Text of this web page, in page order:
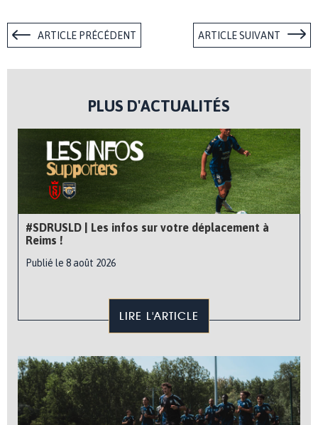
ARTICLE PRÉCÉDENT ARTICLE SUIVANT
PLUS D'ACTUALITÉS
#SDRUSLD | Les infos sur votre déplacement à
Reims !
Publié le 8 août 2026
LIRE L'ARTICLE